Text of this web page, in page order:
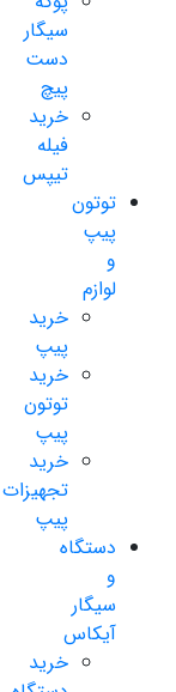
سیگار
دست
پیچ
خرید
فیله
تیپس
توتون
پیپ
و
لوازم
خرید
پیپ
خرید
توتون
پیپ
خرید
تجهیزات
پیپ
دستگاه
و
سیگار
آیکاس
خرید